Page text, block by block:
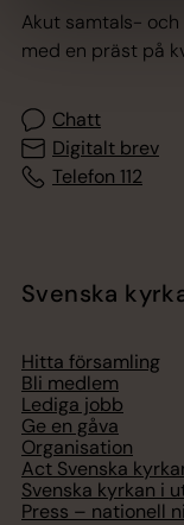
Akut samtals-
med en präst på
Chatt
Digitalt brev
Telefon 112
Svenska
Hitta församling
Bli medlem
Lediga jobb
Ge en gåva
Organisation
Act Svenska
Svenska kyrkan i
Press – nationell